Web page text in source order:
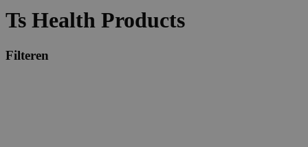
Ts Health Products
Filteren